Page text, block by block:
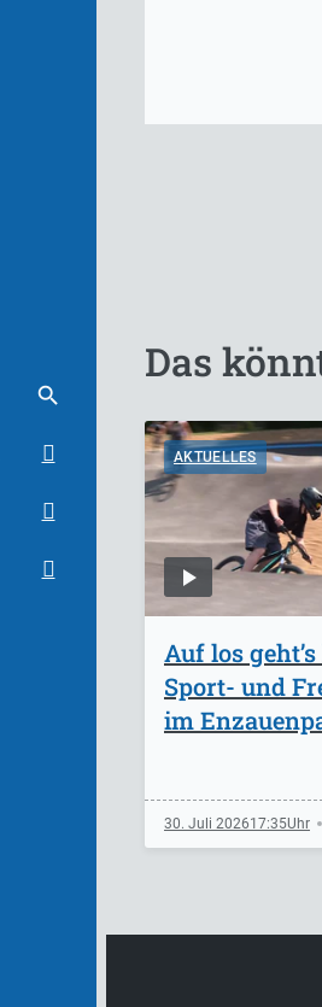
Das
AKTUELLES
Auf los
Sport- und
im
30. Juli 202617:35